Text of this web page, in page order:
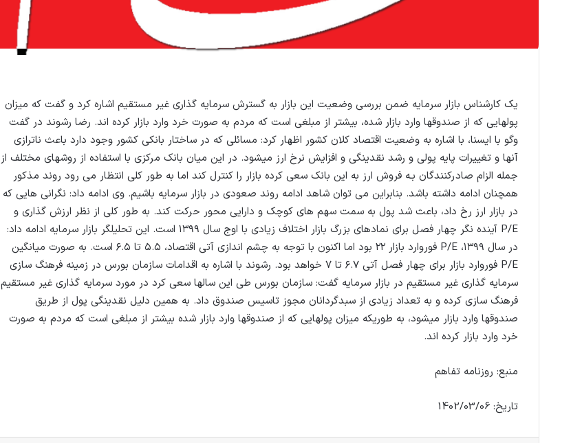
یک کارشناس بازار سرمایه ضمن بررسی وضعیت این بازار به گسترش سرمایه گذاری غیر مستقیم اشاره کرد و گفت که میزان
پولهایی که از صندوقها وارد بازار شده، بیشتر از مبلغی است که مردم به صورت خرد وارد بازار کرده اند. رضا رشوند در گفت
وگو با ایسنا، با اشاره به وضعیت اقتصاد کلان کشور اظهار کرد: مسائلی که در ساختار بانکی کشور وجود دارد باعث ناترازی
آنها و تغییرات پایه پولی و رشد نقدینگی و افزایش نرخ ارز میشود. در این میان بانک مرکزی با استفاده از روشهای مختلف از
جمله الزام صادرکنندگان بـه فروش ارز به این بانک سعی کرده بازار را کنترل کند اما به طور کلی انتظار می رود روند مذکور
همچنان ادامه داشته باشد. بنابراین می توان شاهد ادامه روند صعودی در بازار سرمایه باشیم. وی ادامه داد: نگرانی هایی که
در بازار ارز رخ داد، باعث شد پول به سمت سهم های کوچک و دارایی محور حرکت کند. به طور کلی از نظر ارزش گذاری و
P/E آینده نگر چهار فصل برای نمادهای بزرگ بازار اختلاف زیادی با اوج سال ۱۳۹۹ است. این تحلیلگر بازار سرمایه ادامه داد:
در سال ۱۳۹۹، P/E فوروارد بازار ۲۲ بود اما اکنون با توجه به چشم اندازی آتی اقتصاد، ۵.۵ تا ۶.۵ است. به صورت میانگین
P/E فوروارد بازار برای چهار فصل آتی ۶.۷ تا ۷ خواهد بود. رشوند با اشاره به اقدامات سازمان بورس در زمینه فرهنگ سازی
سرمایه گذاری غیر مستقیم در بازار سرمایه گفت: سازمان بورس طی این سالها سعی کرد در مورد سرمایه گذاری غیر مستقیم
فرهنگ سازی کرده و به تعداد زیادی از سبدگردانان مجوز تاسیس صندوق داد. به همین دلیل نقدینگی پول از طریق
صندوقها وارد بازار میشود، به طوریکه میزان پولهایی که از صندوقها وارد بازار شده بیشتر از مبلغی است که مردم به صورت
خرد وارد بازار کرده اند.
منبع: روزنامه تفاهم
تاریخ: 1402/03/06